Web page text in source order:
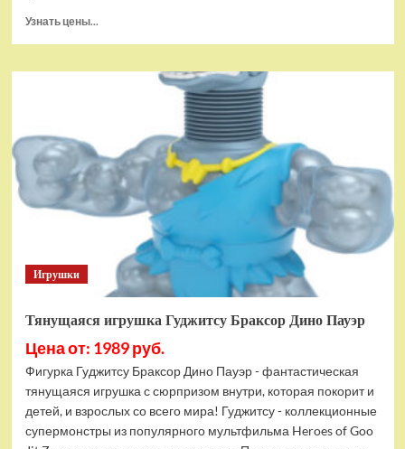
Узнать цены...
Тянущаяся
Игрушки
Тянущаяся игрушка Гуджитсу Браксор Дино Пауэр
Цена от: 1989 руб.
Фигурка Гуджитсу Браксор Дино Пауэр - фантастическая
тянущаяся игрушка с сюрпризом внутри, которая покорит и
детей, и взрослых со всего мира! Гуджитсу - коллекционные
супермонстры из популярного мультфильма Heroes of Goo